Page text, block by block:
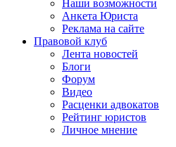
Наши возможности
Анкета Юриста
Реклама на сайте
Правовой клуб
Лента новостей
Блоги
Форум
Видео
Расценки адвокатов
Рейтинг юристов
Личное мнение